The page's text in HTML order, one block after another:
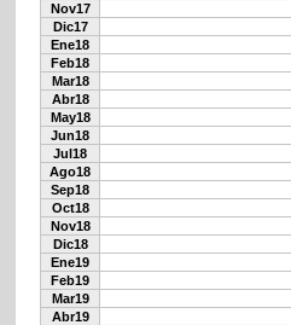
Nov17
Dic17
Ene18
Feb18
Mar18
Abr18
May18
Jun18
Jul18
Ago18
Sep18
Oct18
Nov18
Dic18
Ene19
Feb19
Mar19
Abr19